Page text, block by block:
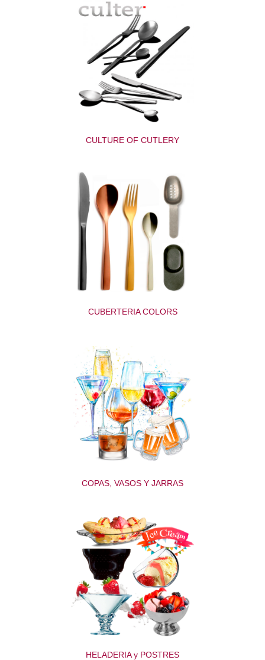
CULTURE OF CUTLERY
CUBERTERIA COLORS
COPAS, VASOS Y JARRAS
HELADERIA y POSTRES